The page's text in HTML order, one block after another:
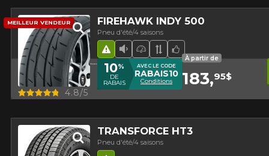
FIREHAWK INDY 500
Pneu d'été/4 saisons
Faible niveau sonore
Pneu haute performance
Bande de roulement
Choix de l'équipe
Hasard routier
Aperçu 4.8/5
MEILLEUR VENDEUR
10%
DE
RABAIS
AVEC LE CODE
RABAIS10
Conditions
À partir de
183,95$
TRANSFORCE HT3
Pneu d'été/4 saisons